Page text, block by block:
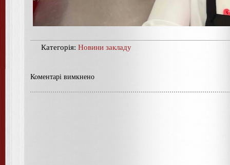
Категорія: Новини закладу
Коментарі вимкнено